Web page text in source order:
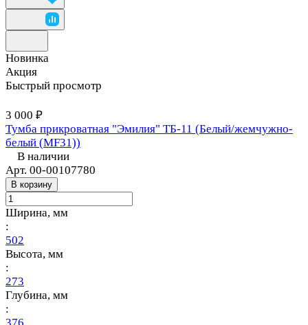
Новинка
Акция
Быстрый просмотр
3 000 ₽
Тумба прикроватная "Эмилия" ТБ-11 (Белый/жемчужно-
белый (MF31))
В наличии
Арт. 00-00107780
В корзину
Ширина, мм
:
502
Высота, мм
:
273
Глубина, мм
: